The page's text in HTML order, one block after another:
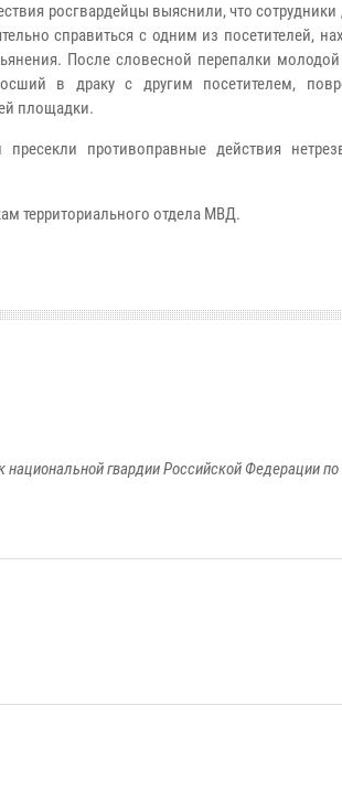
росгвардейцы выяснили, что сотрудники
справиться с одним из посетителей,
После словесной перепалки
в драку с другим посетителем,
площадки.
пресекли противоправные действия
территориального отдела МВД.
гвардии Российской Федерации